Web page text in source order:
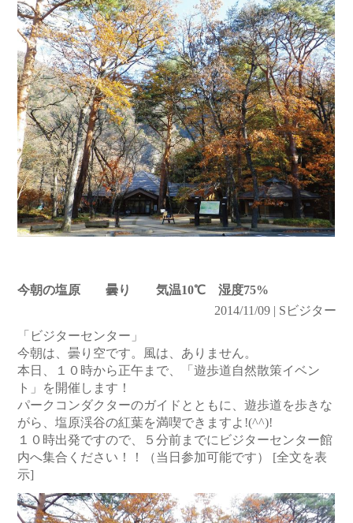
今朝の塩原 曇り 気温10℃ 湿度75%
2014/11/09 | Sビジター
「ビジターセンター」
今朝は、曇り空です。風は、ありません。
本日、１０時から正午まで、「遊歩道自然散策イベン
ト」を開催します！
パークコンダクターのガイドとともに、遊歩道を歩きな
がら、塩原渓谷の紅葉を満喫できますよ!(^^)!
１０時出発ですので、５分前までにビジターセンター館
内へ集合ください！！（当日参加可能です） [全文を表
示]